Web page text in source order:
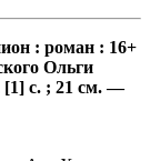
: роман : 16+
Ольги
с. ; 21 см. —